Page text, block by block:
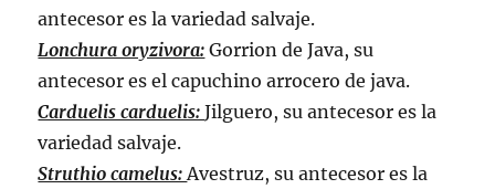
antecesor es la variedad salvaje.
Lonchura oryzivora: Gorrion de Java, su
antecesor es el capuchino arrocero de java.
Carduelis carduelis:Jilguero, su antecesor es la
variedad salvaje.
Struthio camelus: Avestruz, su antecesor es la